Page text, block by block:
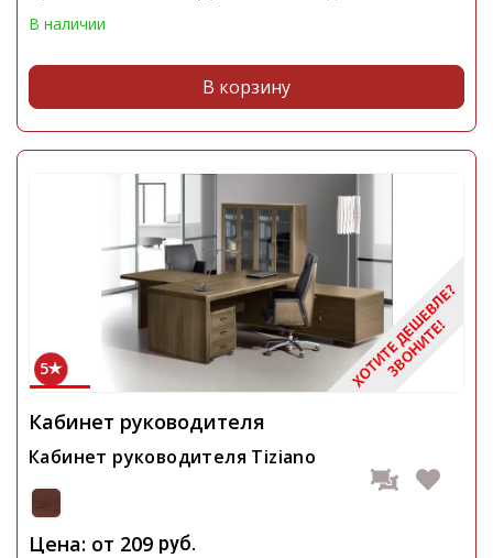
В наличии
В корзину
5
Кабинет руководителя
Кабинет руководителя Tiziano
Цена: от 209 руб.